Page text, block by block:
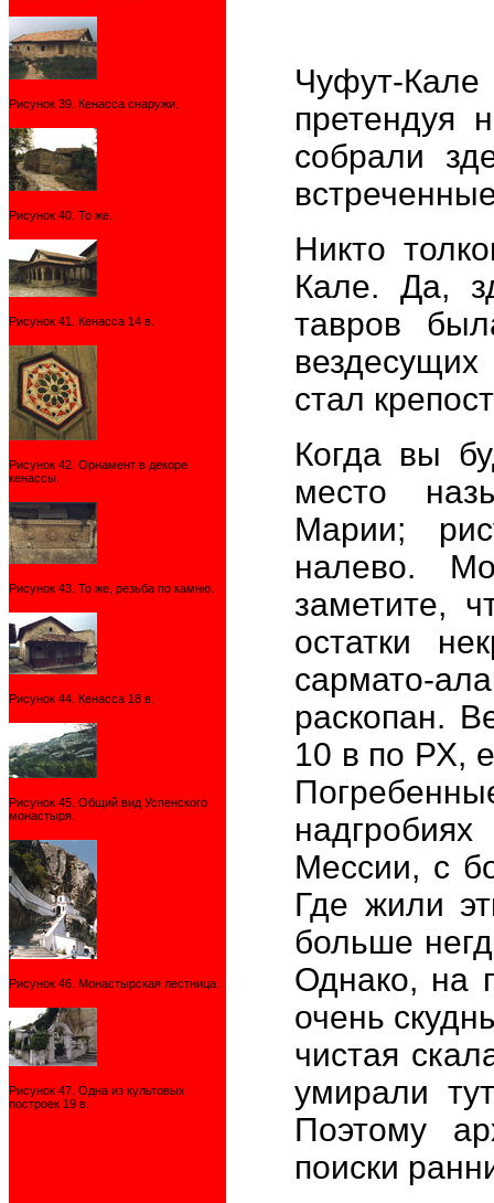
Рисунок 39. Кенасса снаружи.
Рисунок 40. То же.
Рисунок 41. Кенасса 14 в.
Рисунок 42. Орнамент в декоре
кенассы.
Рисунок 43. То же, резьба по камню.
Рисунок 44. Кенасса 18 в.
Рисунок 45. Общий вид Успенского
монастыря.
Рисунок 46. Монастырская лестница.
Рисунок 47. Одна из культовых
построек 19 в.
Чуфут-
претендуя
собрали
Никто
Кале. Да,
тавров
стал
Когда вы
место
Марии;
налево.
заметите,
остатки
сармато-
раскопан.
10 в по РХ,
Мессии, с
Где жили
больше
Однако, на
очень
чистая
умирали
Поэтому
поиски